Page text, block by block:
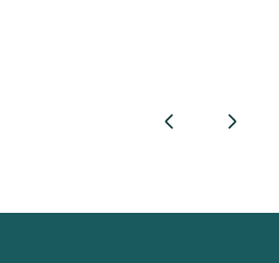
Pagina precedentePagina successiva